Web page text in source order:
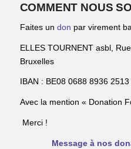
COMMENT NOUS
Faites un don par virement
ELLES TOURNENT asbl,
Bruxelles
IBAN : BE08 0688 8936 2513
Avec la mention « Donation
Merci !
Message à nos